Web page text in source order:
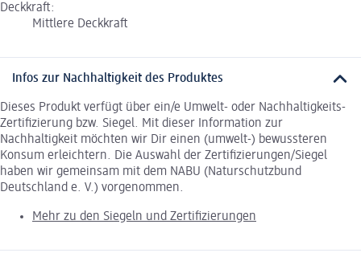
Deckkraft:
Mittlere Deckkraft
Infos zur Nachhaltigkeit des Produktes
Dieses Produkt verfügt über ein/e Umwelt- oder Nachhaltigkeits-
Zertifizierung bzw. Siegel. Mit dieser Information zur
Nachhaltigkeit möchten wir Dir einen (umwelt-) bewussteren
Konsum erleichtern. Die Auswahl der Zertifizierungen/Siegel
haben wir gemeinsam mit dem NABU (Naturschutzbund
Deutschland e. V.) vorgenommen.
Mehr zu den Siegeln und Zertifizierungen